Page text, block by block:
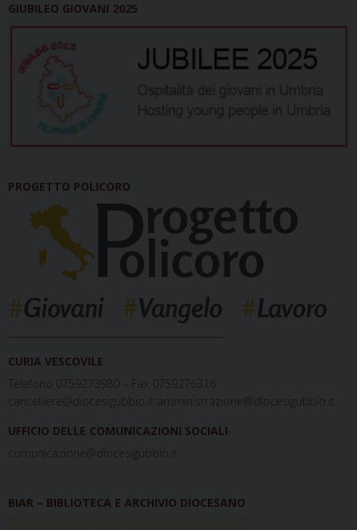
GIUBILEO GIOVANI 2025
PROGETTO POLICORO
CURIA VESCOVILE
Telefono 0759273980 – Fax 0759276316
cancelliere@diocesigubbio.it amministrazione@diocesigubbio.it
UFFICIO DELLE COMUNICAZIONI SOCIALI
comunicazione@diocesigubbio.it
BIAR – BIBLIOTECA E ARCHIVIO DIOCESANO